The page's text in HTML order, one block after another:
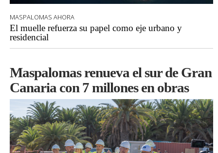
MASPALOMAS AHORA
El muelle refuerza su papel como eje urbano y
residencial
Maspalomas renueva el sur de Gran
Canaria con 7 millones en obras